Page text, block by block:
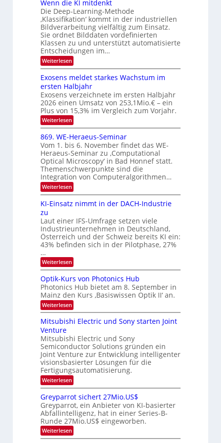
i
S
p
e
c
t
r
a
T
e
c
h
T
a
l
k
s
u
f
d
e
r
V
I
I
O
N
2
0
2
6
r
l
a
n
d
e
n
Wenn die KI mitdenkt
Die Deep-Learning-Methode
‚Klassifikation‘ kommt in der industriellen
Bildverarbeitung vielfältig zum Einsatz.
Sie ordnet Bilddaten vordefinierten
Klassen zu und unterstützt automatisierte
Entscheidungen im…
Weiterlesen:
W
n
n
d
i
e
K
I
m
i
t
d
e
n
k
t
Exosens meldet starkes Wachstum im
ersten Halbjahr
Exosens verzeichnete im ersten Halbjahr
2026 einen Umsatz von 253,1Mio.€ – ein
Plus von 15,3% im Vergleich zum Vorjahr.
Weiterlesen:
E
x
o
s
e
n
s
m
e
l
d
e
t
a
r
k
s
W
a
c
h
s
t
u
m
i
e
r
s
t
e
n
H
a
l
b
j
a
h
r
869. WE-Heraeus-Seminar
Vom 1. bis 6. November findet das WE-
Heraeus-Seminar zu ‚Computational
Optical Microscopy‘ in Bad Honnef statt.
Themenschwerpunkte sind die
Integration von Computeralgorithmen…
Weiterlesen:
8
9
W
E
-
H
e
a
e
u
s
-
S
e
m
n
r
KI-Einsatz nimmt in der DACH-Industrie
zu
Laut einer IFS-Umfrage setzen viele
Industrieunternehmen in Deutschland,
Österreich und der Schweiz bereits KI ein:
43% befinden sich in der Pilotphase, 27%
…
Weiterlesen:
K
-
E
i
n
s
a
t
n
i
m
m
t
i
n
d
r
D
A
C
H
-
I
Optik-Kurs von Photonics Hub
Photonics Hub bietet am 8. September in
Mainz den Kurs ‚Basiswissen Optik II‘ an.
Weiterlesen:
O
p
t
k
-
K
u
r
s
v
o
n
P
h
o
t
o
n
Mitsubishi Electric und Sony starten Joint
Venture
Mitsubishi Electric und Sony
Semiconductor Solutions gründen ein
Joint Venture zur Entwicklung intelligenter
visionsbasierter Lösungen für die
Fertigungsautomatisierung.
Weiterlesen:
M
t
s
u
b
i
s
Greyparrot sichert 27Mio.US$
Greyparrot, ein Anbieter von KI-basierter
Abfallintelligenz, hat in einer Series-B-
Runde 27Mio.US$ eingeworben.
Weiterlesen:
G